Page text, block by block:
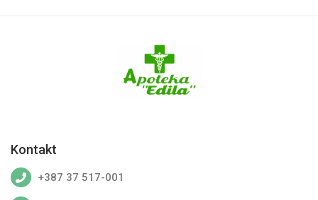
Kontakt
+387 37 517-001